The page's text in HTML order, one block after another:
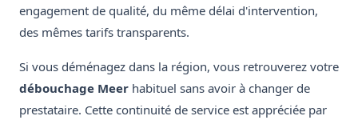
engagement de qualité, du même délai d'intervention,
des mêmes tarifs transparents.
Si vous déménagez dans la région, vous retrouverez votre
débouchage Meer habituel sans avoir à changer de
prestataire. Cette continuité de service est appréciée par